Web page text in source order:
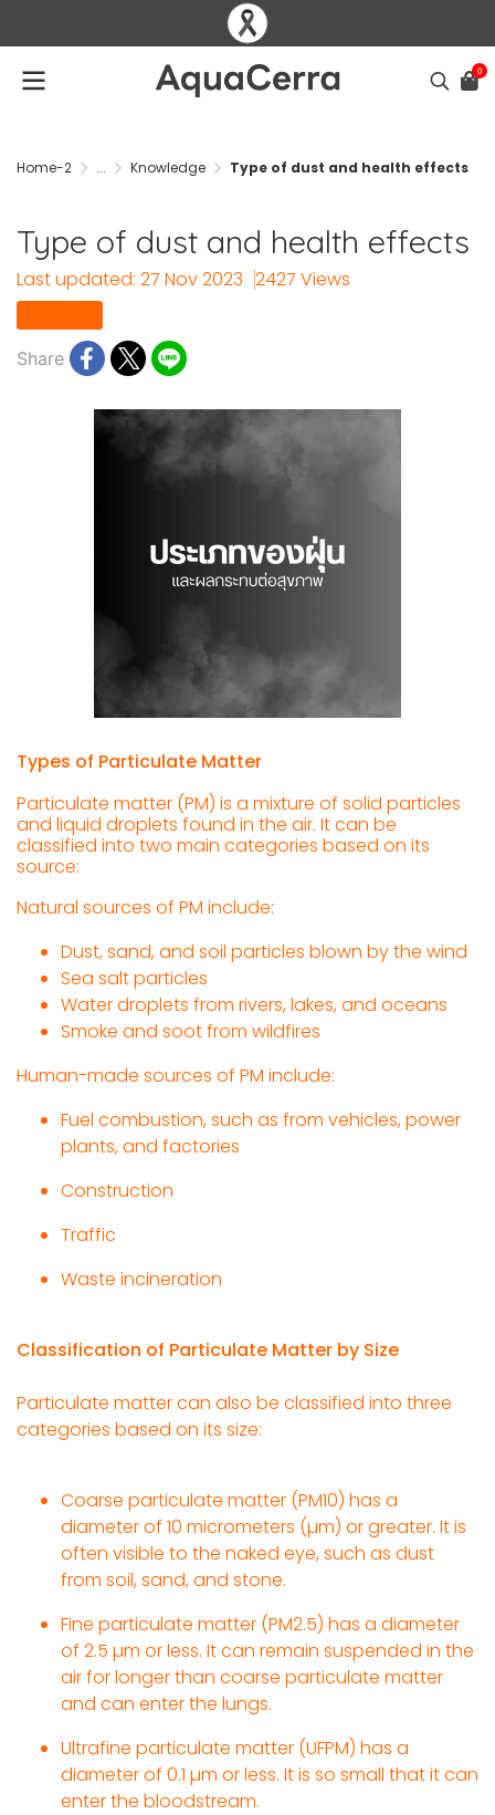
0
Home-2 ... Knowledge Type of dust and health effects
Type of dust and health effects
Last updated: 27 Nov 2023 2427 Views
Share
Types of Particulate Matter
Particulate matter (PM) is a mixture of solid particles
and liquid droplets found in the air. It can be
classified into two main categories based on its
source:
Natural sources of PM include:
Dust, sand, and soil particles blown by the wind
Sea salt particles
Water droplets from rivers, lakes, and oceans
Smoke and soot from wildfires
Human-made sources of PM include:
Fuel combustion, such as from vehicles, power
plants, and factories
Construction
Traffic
Waste incineration
Classification of Particulate Matter by Size
Particulate matter can also be classified into three
categories based on its size:
Coarse particulate matter (PM10) has a
diameter of 10 micrometers (µm) or greater. It is
often visible to the naked eye, such as dust
from soil, sand, and stone.
Fine particulate matter (PM2.5) has a diameter
of 2.5 µm or less. It can remain suspended in the
air for longer than coarse particulate matter
and can enter the lungs.
Ultrafine particulate matter (UFPM) has a
diameter of 0.1 µm or less. It is so small that it can
enter the bloodstream.